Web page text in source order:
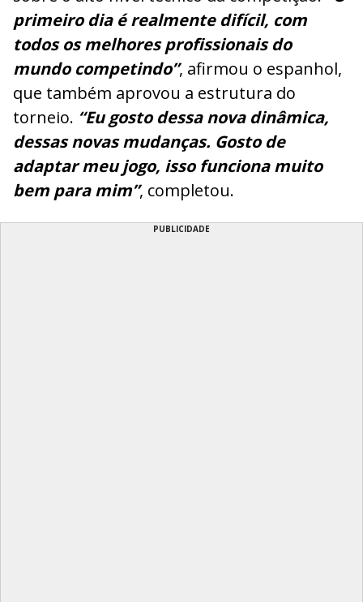
primeiro dia é realmente difícil, com
todos os melhores profissionais do
mundo competindo”, afirmou o espanhol,
que também aprovou a estrutura do
torneio. “Eu gosto dessa nova dinâmica,
dessas novas mudanças. Gosto de
adaptar meu jogo, isso funciona muito
bem para mim”, completou.
PUBLICIDADE